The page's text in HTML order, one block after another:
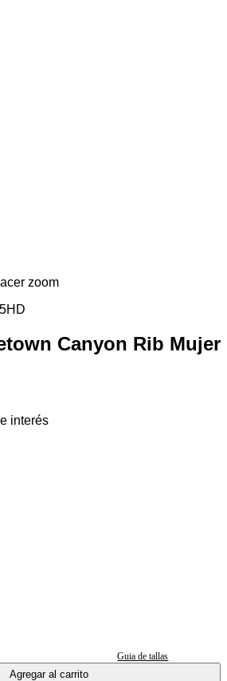
zoom
Canyon Rib Mujer
interés
Guia de tallas
Agregar al carrito